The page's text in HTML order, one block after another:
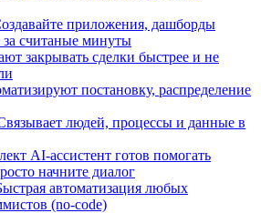
приложения, дашборды
за считаные минуты
закрывать сделки быстрее и не
постановку, распределение
людей, процессы и данные в
AI-ассистент готов помогать
начните диалог
автоматизация любых
(no-code)